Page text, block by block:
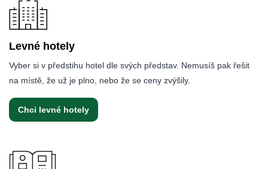
Levné hotely
Vyber si v předstihu hotel dle svých představ. Nemusíš pak řešit
na místě, že už je plno, nebo že se ceny zvýšily.
Chci levné hotely